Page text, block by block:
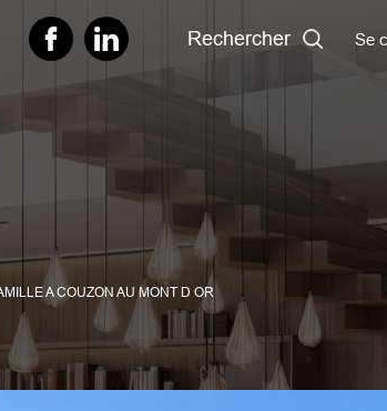
Rechercher Se
A COUZON AU MONT D OR